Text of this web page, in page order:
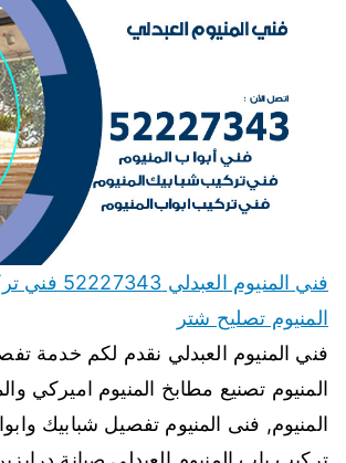
فني المنيوم
المنيوم تصليح شتر
فني المنيوم العبدلي نقدم لكم خدمة
المنيوم تصنيع مطابخ المنيوم اميركي
المنيوم, فنى المنيوم تفصيل شبابيك